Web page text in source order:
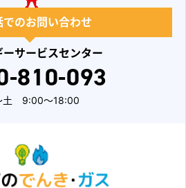
でのお問い合わせ
ーサービスセンター
810-093
土 9:00～18:00